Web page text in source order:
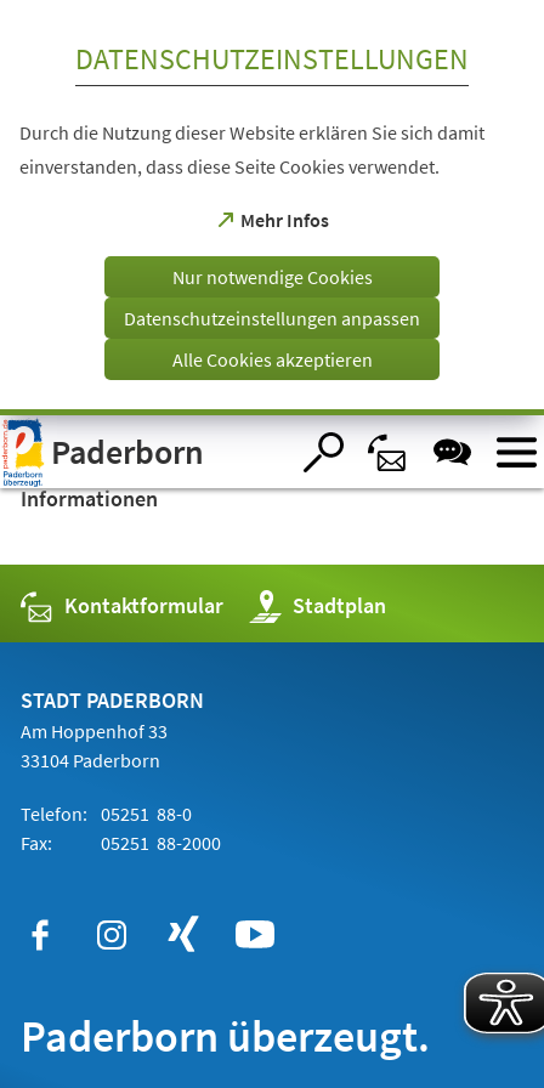
Visuelle
Assistenzsoftware
öffnen.
DATENSCHUTZEINSTELLUNGEN
Durch die Nutzung dieser Website erklären Sie sich damit
einverstanden, dass diese Seite Cookies verwendet.
Mehr Infos
(Öffnet
einem
Tab)
Nur notwendige Cookies
Datenschutzeinstellungen anpassen
Alle Cookies akzeptieren
Paderborn
Informationen
Kontaktformular Stadtplan
(Öffnet
in
einem
STADT PADERBORN
Am Hoppenhof 33
33104 Paderborn
Telefon: 05251 88-0
Fax:
05251 88-2000
Paderborn überzeugt.